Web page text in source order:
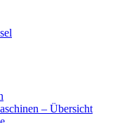
– Übersicht